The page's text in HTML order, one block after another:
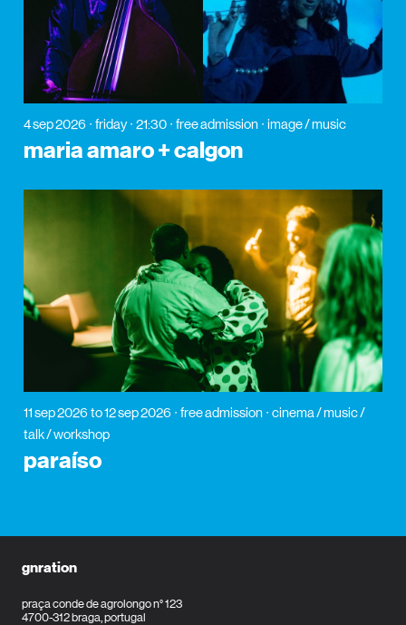
4 sep 2026 friday 21:30 free admission image / music
maria amaro + calgon
11 sep 2026 to 12 sep 2026 free admission
cinema / music /
talk / workshop
paraíso
gnration
praça conde de agrolongo n° 123
4700-312 braga, portugal